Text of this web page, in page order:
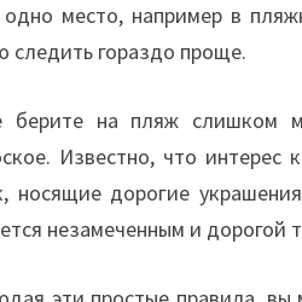
одно место, например в
следить гораздо проще.
берите на пляж слишком
Известно, что
носящие дорогие
незамеченным и дорогой